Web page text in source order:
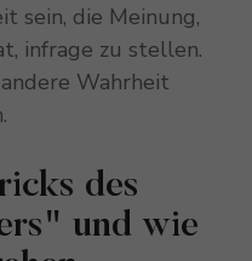
sein, die Meinung,
infrage zu stellen.
Wahrheit
des
und wie